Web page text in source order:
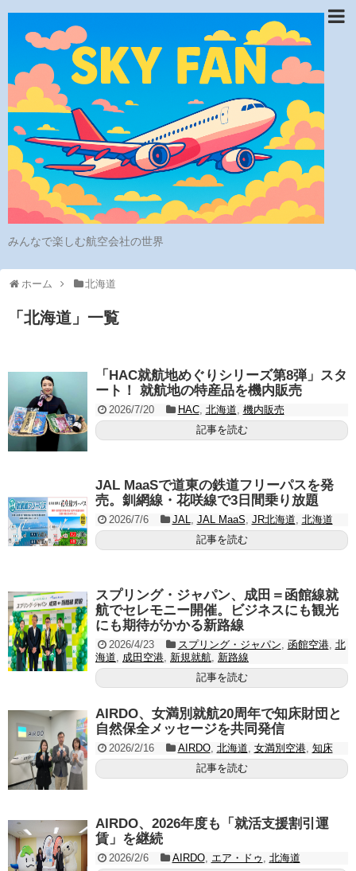
みんなで楽しむ航空会社の世界
ホーム 北海道
「 北海道 」 一覧
「HAC就航地めぐりシリーズ第8弾」スタ
ート！ 就航地の特産品を機内販売
2026/7/20 HAC, 北海道, 機内販売
記事を読む
JAL MaaSで道東の鉄道フリーパスを発
売。釧網線・花咲線で3日間乗り放題
2026/7/6 JAL, JAL MaaS, JR北海道, 北海道
記事を読む
スプリング・ジャパン、成田＝函館線就
航でセレモニー開催。ビジネスにも観光
にも期待がかかる新路線
2026/4/23 スプリング・ジャパン, 函館空港, 北
海道, 成田空港, 新規就航, 新路線
記事を読む
AIRDO、女満別就航20周年で知床財団と
自然保全メッセージを共同発信
2026/2/16 AIRDO, 北海道, 女満別空港, 知床
記事を読む
AIRDO、2026年度も「就活支援割引運
賃」を継続
2026/2/6 AIRDO, エア・ドゥ , 北海道